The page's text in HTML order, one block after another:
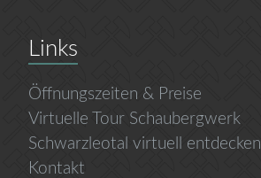
Links
Öffnungszeiten & Preise
Virtuelle Tour Schaubergwerk
Schwarzleotal virtuell entdecken
Kontakt